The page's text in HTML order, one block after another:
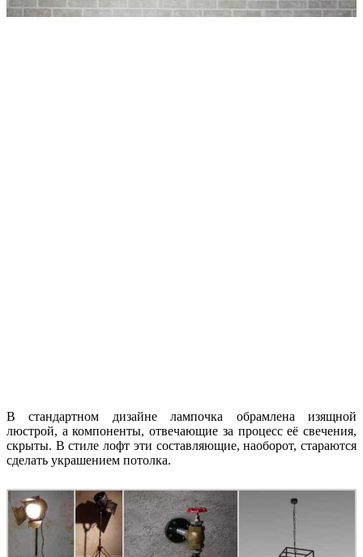
В стандартном дизайне лампочка обрамлена изящной
люстрой, а компоненты, отвечающие за процесс её свечения,
скрыты. В стиле лофт эти составляющие, наоборот, стараются
сделать украшением потолка.